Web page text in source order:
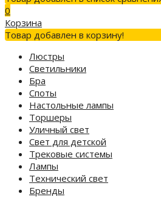
0
Корзина
Товар добавлен в корзину!
Люстры
Светильники
Бра
Споты
Настольные лампы
Торшеры
Уличный свет
Свет для детской
Трековые системы
Лампы
Технический свет
Бренды